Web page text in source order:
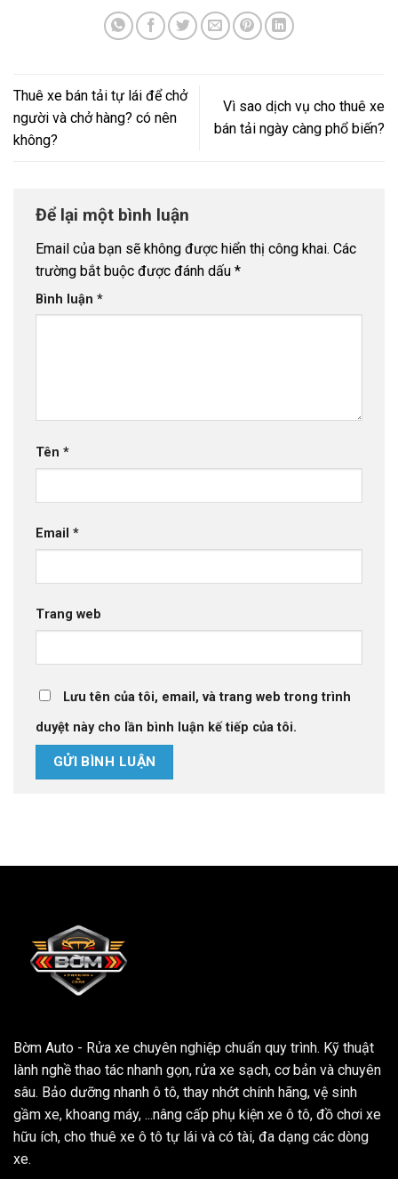
Thuê xe bán tải tự lái để chở
người và chở hàng? có nên
không?
Vì sao dịch vụ cho thuê xe
bán tải ngày càng phổ biến?
Để lại một bình luận
Email của bạn sẽ không được hiển thị công khai. Các
trường bắt buộc được đánh dấu *
Bình luận *
Tên *
Email *
Trang web
Lưu tên của tôi, email, và trang web trong trình
duyệt này cho lần bình luận kế tiếp của tôi.
Bờm Auto - Rửa xe chuyên nghiệp chuẩn quy trình. Kỹ thuật
lành nghề thao tác nhanh gọn, rửa xe sạch, cơ bản và chuyên
sâu. Bảo dưỡng nhanh ô tô, thay nhớt chính hãng, vệ sinh
gầm xe, khoang máy, ...nâng cấp phụ kiện xe ô tô, đồ chơi xe
hữu ích, cho thuê xe ô tô tự lái và có tài, đa dạng các dòng
xe.